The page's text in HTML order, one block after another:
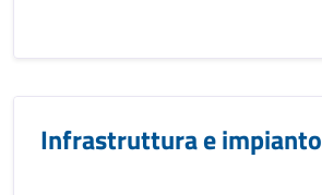
Infrastruttura e impianto